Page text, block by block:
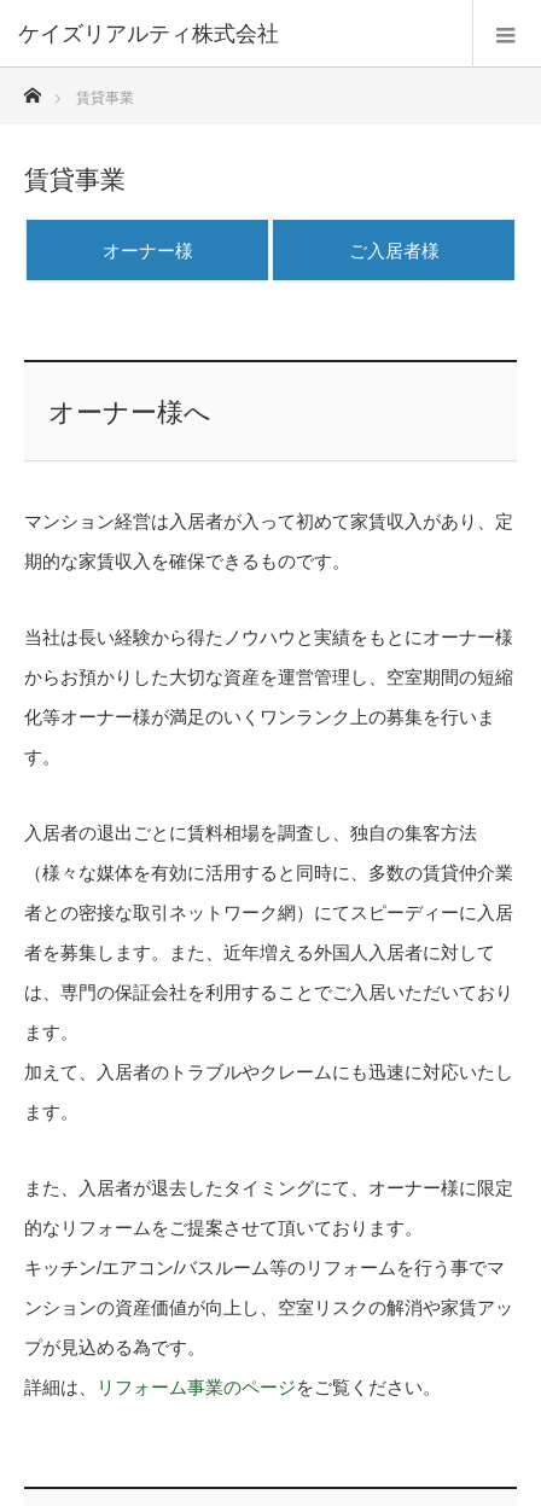
ケイズリアルティ株式会社
ホーム
賃貸事業
賃貸事業
オーナー様 ご入居者様
オーナー様へ
マンション経営は入居者が入って初めて家賃収入があり、定
期的な家賃収入を確保できるものです。
当社は長い経験から得たノウハウと実績をもとにオーナー様
からお預かりした大切な資産を運営管理し、空室期間の短縮
化等オーナー様が満足のいくワンランク上の募集を行いま
す。
入居者の退出ごとに賃料相場を調査し、独自の集客方法
（様々な媒体を有効に活用すると同時に、多数の賃貸仲介業
者との密接な取引ネットワーク網）にてスピーディーに入居
者を募集します。また、近年増える外国人入居者に対して
は、専門の保証会社を利用することでご入居いただいており
ます。
加えて、入居者のトラブルやクレームにも迅速に対応いたし
ます。
また、入居者が退去したタイミングにて、オーナー様に限定
的なリフォームをご提案させて頂いております。
キッチン/エアコン/バスルーム等のリフォームを行う事でマ
ンションの資産価値が向上し、空室リスクの解消や家賃アッ
プが見込める為です。
詳細は、
リフォーム事業のページをご覧ください。